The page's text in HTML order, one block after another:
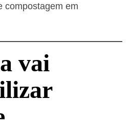
compostagem em
vai